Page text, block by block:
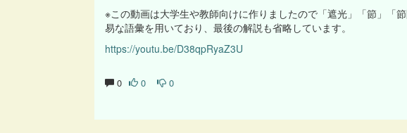
※この動画は大学生や教師向けに作りましたので「遮光」「節」「
易な語彙を用いており、最後の解説も省略しています。
https://youtu.be/D38qpRyaZ3U
0 0 0